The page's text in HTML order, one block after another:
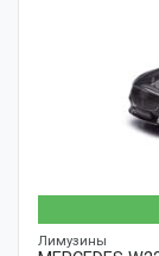
Лимузины